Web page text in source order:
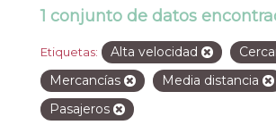
1 conjunto de datos
Etiquetas: Alta velocidad
Mercancías
Media distancia
Pasajeros